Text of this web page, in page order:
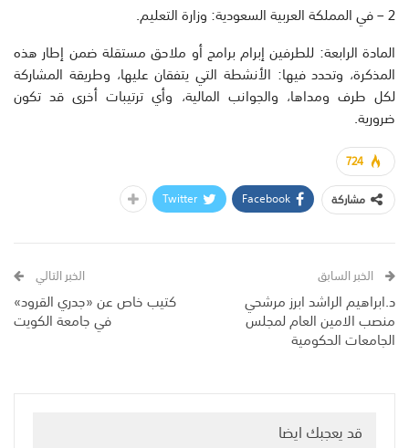
2 – في المملكة العربية السعودية: وزارة التعليم.
المادة الرابعة: للطرفين إبرام برامج أو ملاحق مستقلة ضمن إطار هذه
المذكرة، وتحدد فيها: الأنشطة التي يتفقان عليها، وطريقة المشاركة
لكل طرف ومداها، والجوانب المالية، وأي ترتيبات أخرى قد تكون
ضرورية.
724
مشاركة
Facebook
Twitter
الخبر السابق
د.ابراهيم الراشد ابرز مرشحي
منصب الامين العام لمجلس
الجامعات الحكومية
الخبر التالي
كتيب خاص عن «جدري القرود»
في جامعة الكويت
قد يعجبك ايضا